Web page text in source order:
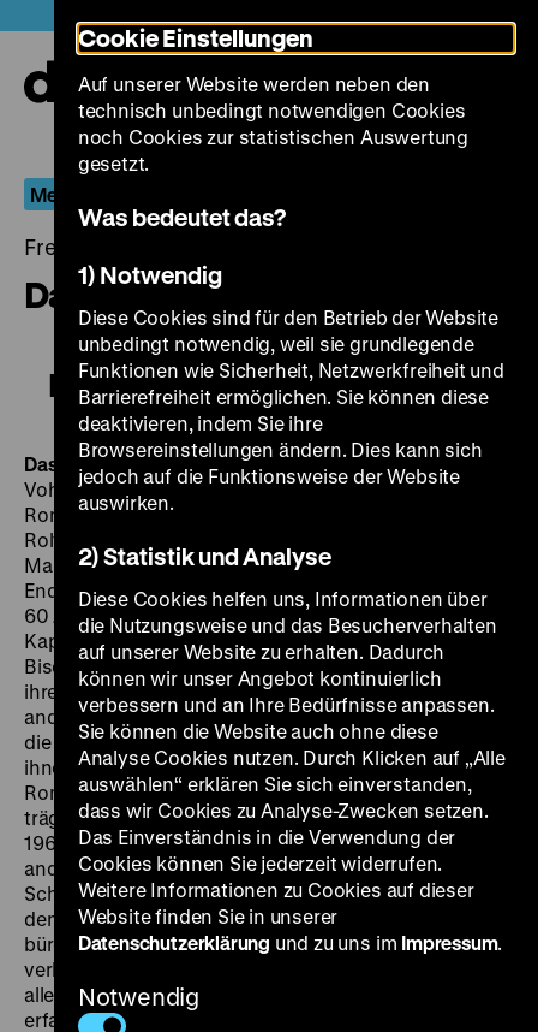
zum
Seiteninhalt
springen
Menschen im Hotel
Freitag, 08. Januar 2016, 21.00 - 00.00 Uhr
Das gelbe Haus am Pinnasberg
Das gelbe Haus am Pinnasberg
Das gelbe Haus am PinnasbergBRD 1970, R: Alfred
Vohrer, B: Manfred Purzer, Alfred Vohrer, nach dem
Roman von Bengta Bischoff, K: Ernst W. Kalinke, M:
Rolf Kühn, D: Siegfried Schürenberg, Tilly Lauenstein,
Mascha Gonska, Gundel Thormann, Eddi Arent, Gernot
Endemann, 94’ ·35 mm FR 08.01. um 21 UhrAls sie etwa
60 Jahre alt war, schrieb die Hamburger Hausfrau,
Kapitänswitwe und Gelegenheitsautorin Bengta
Bischoff („B.B.“) auf Anregung von Peter Rühmkorf
ihren zweiten Roman. Darin ersann sie ein Bordell der
anderen Art in Hamburg-St. Pauli, ein Bordell, in dem
die „Eros-Brüder“ frustrierte Frauen beglücken und
ihnen Wünsche aller Art erfüllen. Die Adaption des
Romans, die den Untertitel Eine Wohltat für alle Frauen
trägt, entstand im Zuge der Sexwelle, die ab Ende der
1960er Jahre die Zuschauer ins Kino lockte – jenen
anderen Ort der Wunscherfüllung. Siegfried
Schürenberg spielt den Chef des Bordells, den alle nur
den „General“ nennen, einen Unternehmer mit
bürgerlichem Doppelleben, und Gernot Endemann
verkörpert einen Studenten auf Feldforschung, der
alles über „die Psyche der Frau im reiferen Alter“
erfahren will und sich voller Neugier in die Arbeit als
Cookie Einstellungen
Auf unserer Website werden neben den
technisch unbedingt notwendigen Cookies
noch Cookies zur statistischen Auswertung
gesetzt.
Was bedeutet das?
1) Notwendig
Diese Cookies sind für den Betrieb der Website
unbedingt notwendig, weil sie grundlegende
Funktionen wie Sicherheit, Netzwerkfreiheit und
Barrierefreiheit ermöglichen. Sie können diese
deaktivieren, indem Sie ihre
Browsereinstellungen ändern. Dies kann sich
jedoch auf die Funktionsweise der Website
auswirken.
2) Statistik und Analyse
Diese Cookies helfen uns, Informationen über
die Nutzungsweise und das Besucherverhalten
auf unserer Website zu erhalten. Dadurch
können wir unser Angebot kontinuierlich
verbessern und an Ihre Bedürfnisse anpassen.
Sie können die Website auch ohne diese
Analyse Cookies nutzen. Durch Klicken auf „Alle
auswählen“ erklären Sie sich einverstanden,
dass wir Cookies zu Analyse-Zwecken setzen.
Das Einverständnis in die Verwendung der
Cookies können Sie jederzeit widerrufen.
Weitere Informationen zu Cookies auf dieser
Website finden Sie in unserer
Datenschutzerklärung und zu uns im Impressum.
Notwendig